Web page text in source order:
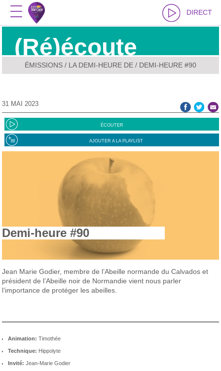
DIRECT
(Ré)écoute
ÉMISSIONS / LA DEMI-HEURE DE / DEMI-HEURE #90
31 MAI 2023
ÉCOUTER
AJOUTER A LA PLAYLIST
Demi-heure #90
Jean Marie Godier, membre de l’Abeille normande du Calvados et
président de l’Abeille noir de Normandie vient nous parler
l’importance de protéger les abeilles.
Animation: Timothée
Technique: Hippolyte
Invité: Jean-Marie Godier